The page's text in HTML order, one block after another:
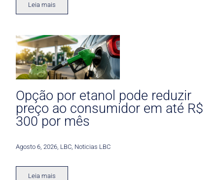
Leia mais
Opção por etanol pode reduzir
preço ao consumidor em até R$
300 por mês
Agosto 6, 2026 LBC Noticias LBC
Leia mais